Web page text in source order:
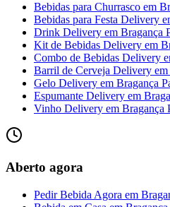
Bebidas para Churrasco em
Bebidas para Festa Delivery
Drink Delivery em Bragança
Kit de Bebidas Delivery em
Combo de Bebidas Delivery
Barril de Cerveja Delivery em
Gelo Delivery em Bragança
Espumante Delivery em
Vinho Delivery em Bragança
Aberto agora
Pedir Bebida Agora em